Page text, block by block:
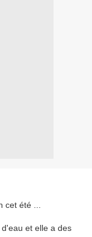
été ...
et elle a des